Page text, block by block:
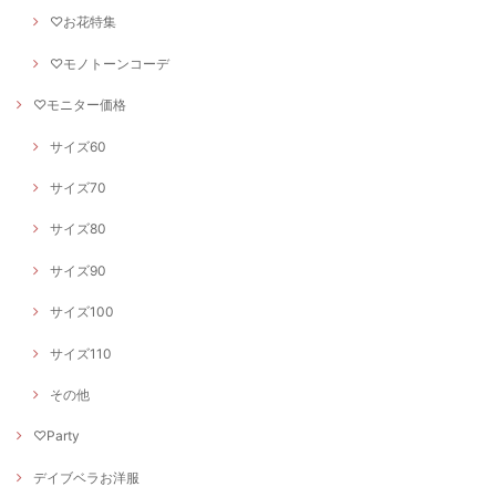
♡お花特集
♡モノトーンコーデ
♡モニター価格
サイズ60
サイズ70
サイズ80
サイズ90
サイズ100
サイズ110
その他
♡Party
デイブベラお洋服